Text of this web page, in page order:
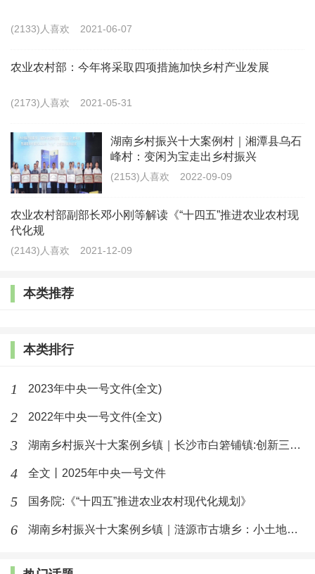
土地使用权。
随着崭新的厂房拔地而起，这片土地完成了“华丽转
“三块地”改革“唤醒”的不仅仅是魏家村这一块土
地。在九台区各地，都在上演这样的精彩蝶变。
时尚的艺术民宿，浪漫的阳光音乐花房……位于九
台区东湖街道的合悦听湖创意农场正在成为新的乡村
游“打卡地”。正是农村集体经营性建设用地入市改革，
为农场发展提供了用地保障。“今年我们准备建设植物迷
宫、宠物乐园、共享家庭农场等。”该农场负责人说。目
都是爆满。农村宅基地制度改革中，吉林省如美乡村旅
游开发有限公司租赁了4户村民宅基地及房屋用于经营民
宿，租赁期限10年。民居变民宿，不仅盘活了农村宅基
探索“三块地”改革新模式
作为全国试点，应该如何探索出一条既符合国家政
(2133)人喜欢 2021-06-07
农业农村部：今年将采取四项措施加快乡村产业发展
(2173)人喜欢 2021-05-31
湖南乡村振兴十大案例村｜湘潭县乌石
峰村：变闲为宝走出乡村振兴
(2153)人喜欢 2022-09-09
农业农村部副部长邓小刚等解读《“十四五”推进农业农村现
代化规
(2143)人喜欢 2021-12-09
本类推荐
本类排行
1 2023年中央一号文件(全文)
2 2022年中央一号文件(全文)
3 湖南乡村振兴十大案例乡镇｜长沙市白箬铺镇:创新三三四模式推进
4 全文丨2025年中央一号文件
5 国务院:《“十四五”推进农业农村现代化规划》
6 湖南乡村振兴十大案例乡镇｜涟源市古塘乡：小土地上谱写乡村振兴